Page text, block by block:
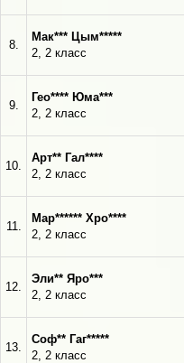
8.
Мак*** Цым*****
2, 2 класс
9.
Гео**** Юма***
2, 2 класс
10.
Арт** Гал****
2, 2 класс
11.
Мар****** Хро****
2, 2 класс
12.
Эли** Яро***
2, 2 класс
13.
Соф** Гаг*****
2, 2 класс